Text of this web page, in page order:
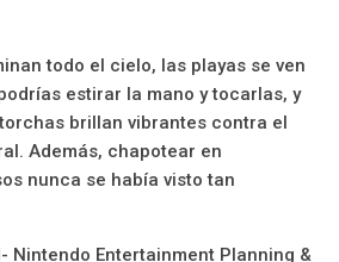
todo el cielo, las playas se ven
estirar la mano y tocarlas, y
brillan vibrantes contra el
Además, chapotear en
nunca se había visto tan